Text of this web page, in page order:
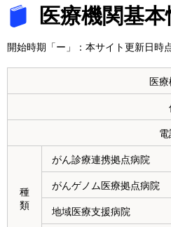
医療機関基本
開始時期「ー」：本サイト更新日時
医
種
類
がん診療連携拠点病院
がんゲノム医療拠点病院
地域医療支援病院